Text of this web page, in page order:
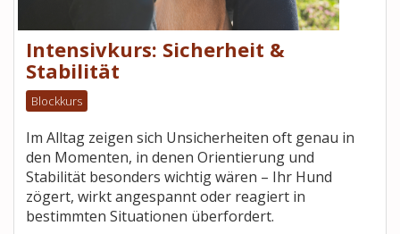
Intensivkurs: Sicherheit &
Stabilität
Blockkurs
Im Alltag zeigen sich Unsicherheiten oft genau in
den Momenten, in denen Orientierung und
Stabilität besonders wichtig wären – Ihr Hund
zögert, wirkt angespannt oder reagiert in
bestimmten Situationen überfordert.